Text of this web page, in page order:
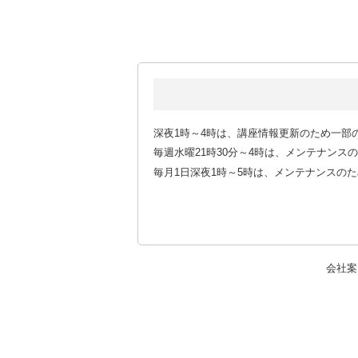
深夜1時～4時は、講座情報更新のため一部
毎週水曜21時30分～4時は、メンテナンス
毎月1日深夜1時～5時は、メンテナンスの
会社